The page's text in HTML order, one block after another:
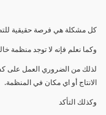
كل مشكلة هي فرصة حقيقية
وكما نعلم فإنه لا توجد منظمة
لذلك من الضروري العمل على
الانتاج أو اي مكان في المنظمة.
وكذلك التأكد